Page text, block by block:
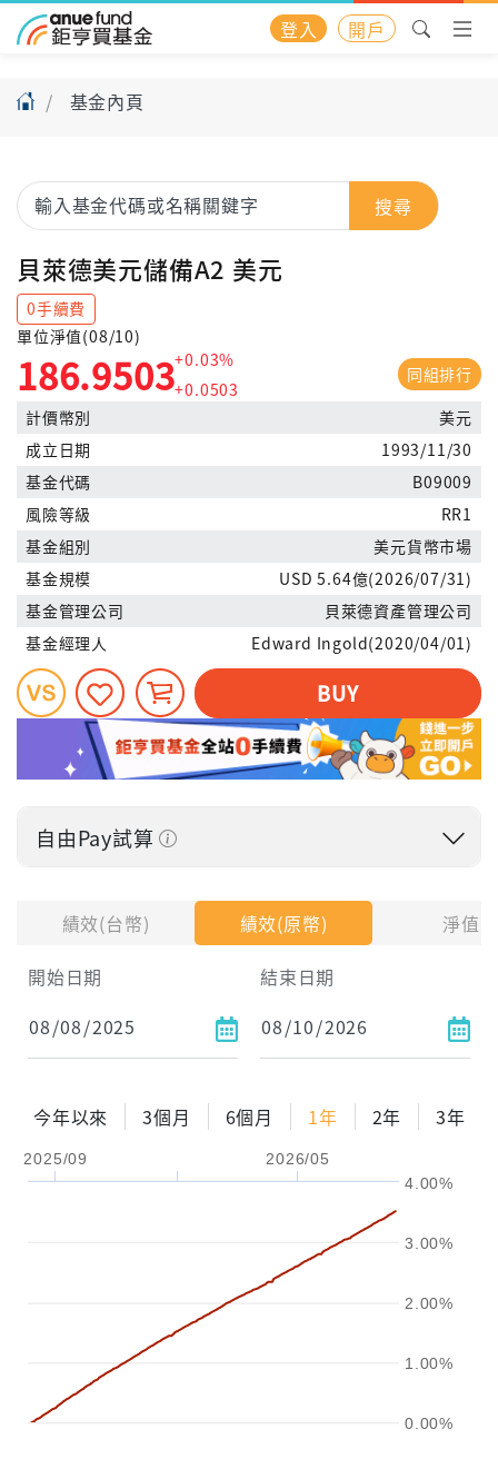
登入 開戶
基金內頁
績效(台幣) 績效(原幣)
淨值
開始日期
結束日期
今年以來 3個月 6個月 1年 2年 3年
2025/09 2026/05
0.00%
1.00%
2.00%
3.00%
4.00%
搜尋
貝萊德美元儲備A2 美元
0手續費
單位淨值(08/10)
186.9503+0.03%
+0.0503
同組排行
計價幣別
美元
成立日期
1993/11/30
基金代碼
B09009
風險等級
RR1
基金組別
美元貨幣市場
基金規模
USD 5.64億(2026/07/31)
基金管理公司
貝萊德資產管理公司
基金經理人
Edward Ingold(2020/04/01)
BUY
自由Pay試算
每月Pay出方式
依金額
依比例
0% 年化自由Pay率
3年